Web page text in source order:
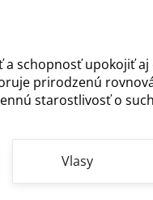
schopnosť upokojiť
prirodzenú
starostlivosť o
Vlasy